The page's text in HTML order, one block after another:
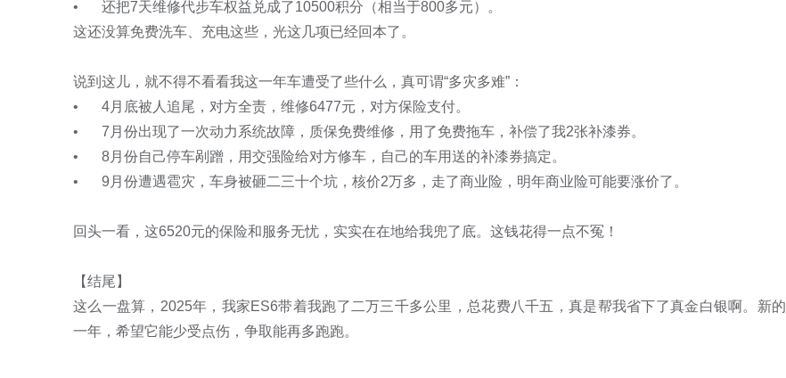
•	还把7天维修代步车权益兑成了10500积分（相当于800多元）。
这还没算免费洗车、充电这些，光这几项已经回本了。
说到这儿，就不得不看看我这一年车遭受了些什么，真可谓“多灾多难”：
•	4月底被人追尾，对方全责，维修6477元，对方保险支付。
•	7月份出现了一次动力系统故障，质保免费维修，用了免费拖车，补偿了我2张补漆券。
•	8月份自己停车剐蹭，用交强险给对方修车，自己的车用送的补漆券搞定。
•	9月份遭遇雹灾，车身被砸二三十个坑，核价2万多，走了商业险，明年商业险可能要涨价了。
回头一看，这6520元的保险和服务无忧，实实在在地给我兜了底。这钱花得一点不冤！
【结尾】
这么一盘算，2025年，我家ES6带着我跑了二万三千多公里，总花费八千五，真是帮我省下了真金白银啊。新的
一年，希望它能少受点伤，争取能再多跑跑。